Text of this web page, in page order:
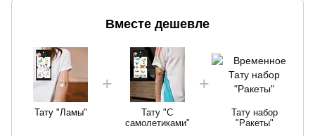
Вместе дешевле
Тату "Ламы"
Тату "С
самолетиками"
Тату набор
"Ракеты"